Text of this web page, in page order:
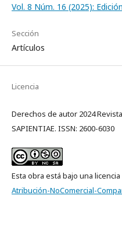
Vol. 8 Núm. 16 (2025):
Sección
Artículos
Licencia
Derechos de autor 2024
SAPIENTIAE. ISSN: 2600-6030
Esta obra está bajo una
Atribución-NoComercial-